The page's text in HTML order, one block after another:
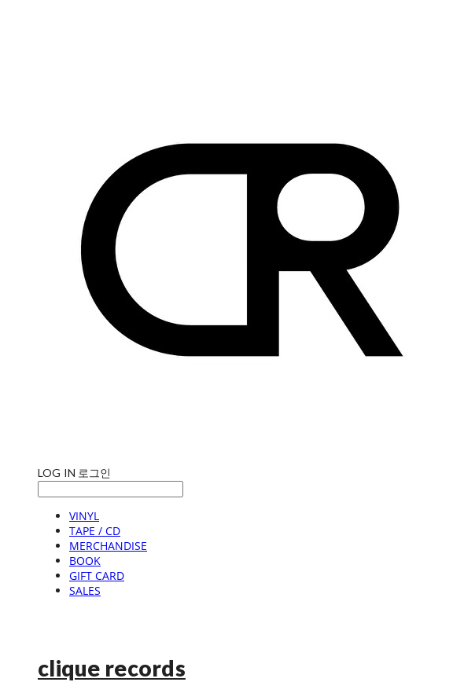
LOG IN 로그인
VINYL
TAPE / CD
MERCHANDISE
BOOK
GIFT CARD
SALES
clique records